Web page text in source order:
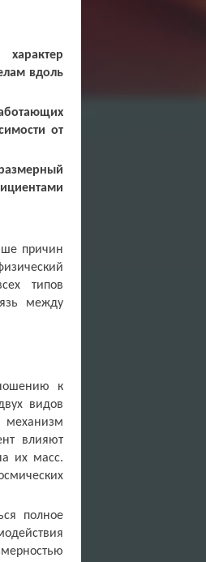
вдоль
от
причин
типов
между
к
видов
механизм
влияют
их масс.
полное